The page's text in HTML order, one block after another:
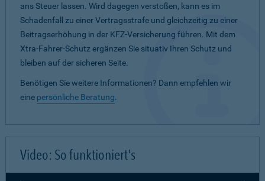
ans Steuer lassen. Wird dagegen verstoßen, kann es im
Schadenfall zu einer Vertragsstrafe und gleichzeitig zu einer
Beitragserhöhung in der KFZ-Versicherung führen. Mit dem
Xtra-Fahrer-Schutz ergänzen Sie situativ Ihren Schutz und
bleiben auf der sicheren Seite.
Benötigen Sie weitere Informationen? Dann empfehlen wir
eine persönliche Beratung.
Video: So funktioniert's